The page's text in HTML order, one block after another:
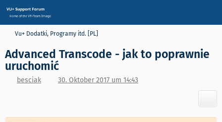
Vu+ Dodatki, Programy itd. [PL]
Advanced Transcode - jak to poprawnie
uruchomić
besciak 30. Oktober 2017 um 14:43